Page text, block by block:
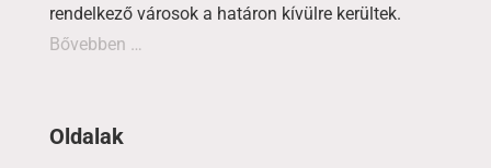
rendelkező városok a határon kívülre kerültek.
Bővebben …
Oldalak